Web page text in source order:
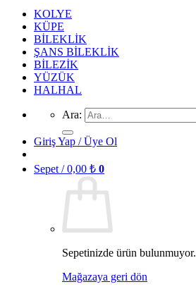
KOLYE
KÜPE
BİLEKLİK
ŞANS BİLEKLİK
BİLEZİK
YÜZÜK
HALHAL
Ara:
Giriş Yap / Üye Ol
Sepet /0,00 ₺ 0
Sepetinizde ürün bulunmuyor.
Mağazaya geri dön